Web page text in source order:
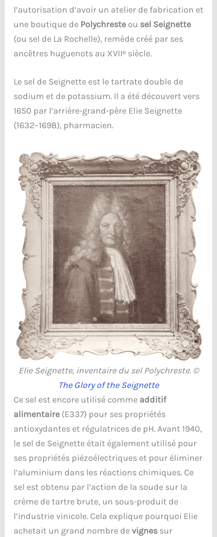
l’autorisation d’avoir un atelier de fabrication et
une boutique de Polychresteou sel Seignette
(ou sel de La Rochelle), remède créé par ses
ancêtres huguenots au XVIIᵉ siècle.
Le sel de Seignette est le tartrate double de
sodium et de potassium. Il a été découvert vers
1650 par l’arrière-grand-père Elie Seignette
(1632–1698), pharmacien.
Elie Seignette, inventaire du sel Polychreste. ©
The Glory of the Seignette
Ce sel est encore utilisé comme additif
alimentaire(E337) pour ses propriétés
antioxydantes et régulatrices de pH. Avant 1940,
le sel de Seignette était également utilisé pour
ses propriétés piézoélectriques et pour éliminer
l’aluminium dans les réactions chimiques. Ce
sel est obtenu par l’action de la soude sur la
crème de tartre brute, un sous-produit de
l’industrie vinicole. Cela explique pourquoi Elie
achetait un grand nombre devignessur